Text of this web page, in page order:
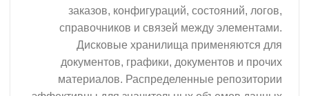
заказов, конфигураций, состояний, логов,
справочников и связей между элементами.
Дисковые хранилища применяются для
документов, графики, документов и прочих
материалов. Распределенные репозитории